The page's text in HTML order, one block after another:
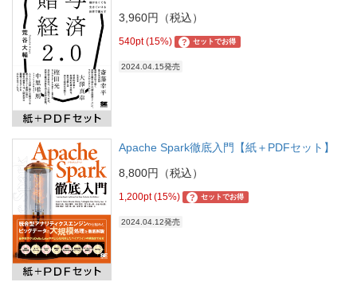
3,960円（税込）
540pt (15%) ? セットでお得
2024.04.15発売
Apache Spark徹底入門【紙＋PDFセット】
8,800円（税込）
1,200pt (15%) ? セットでお得
2024.04.12発売